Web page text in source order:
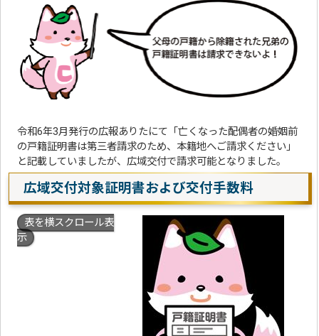
令和6年3月発行の広報ありたにて「亡くなった配偶者の婚姻前
の戸籍証明書は第三者請求のため、本籍地へご請求ください」
と記載していましたが、広域交付で請求可能となりました。
広域交付対象証明書および交付手数料
表を横スクロール表
示